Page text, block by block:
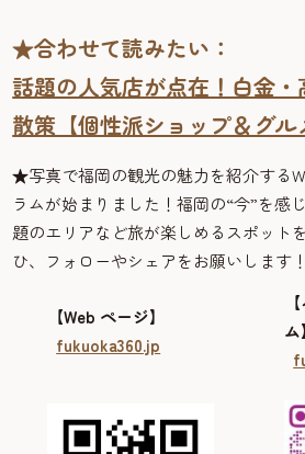
★合わせて読みたい：
話題の人気店が点在！白金
散策【個性派ショップ＆グル
★写真で福岡の観光の魅力を紹介する
ラムが始まりました！福岡の“今”を感
題のエリアなど旅が楽しめるスポット
ひ、フォローやシェアをお願いします！
【Web ページ】
fukuoka360.jp
ム